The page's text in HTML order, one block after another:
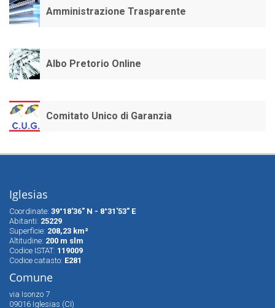
Amministrazione Trasparente
Albo Pretorio Online
Comitato Unico di Garanzia
Iglesias
Coordinate: 39°18'36" N - 8°31'53" E
Abitanti: 25229
Superfìcie: 208,23 km²
Altitudine: 200 m slm
Codice ISTAT: 119009
Codice catasto: E281
Comune
via Isonzo 7
09016 Iglesias (CI)